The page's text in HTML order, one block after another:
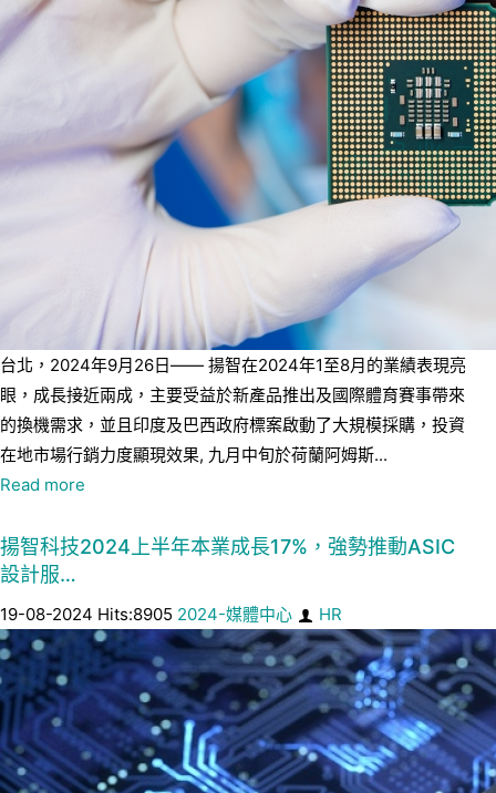
台北，2024年9月26日—— 揚智在2024年1至8月的業績表現亮
眼，成長接近兩成，主要受益於新產品推出及國際體育賽事帶來
的換機需求，並且印度及巴西政府標案啟動了大規模採購，投資
在地市場行銷力度顯現效果, 九月中旬於荷蘭阿姆斯...
Read more
揚智科技2024上半年本業成長17%，強勢推動ASIC
設計服…
19-08-2024 Hits:8905 2024-媒體中心 HR